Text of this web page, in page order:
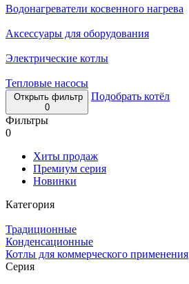
Водонагреватели косвенного нагрева
Аксессуары для оборудования
Электрические котлы
Тепловые насосы
Открыть фильтр
0
Подобрать котёл
Фильтры
0
Хиты продаж
Премиум серия
Новинки
Категория
Традиционные
Конденсационные
Котлы для коммерческого применения
Серия